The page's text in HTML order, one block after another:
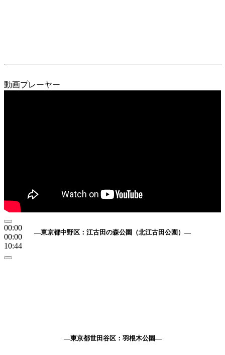
動画プレーヤー
00:00
00:00
10:44
—東京都中野区：江古田の森公園（北江古田公園）—
—東京都世田谷区：羽根木公園—